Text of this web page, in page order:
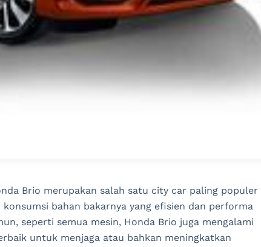
Brio merupakan salah satu city car paling populer
bahan bakarnya yang efisien dan performa
seperti semua mesin, Honda Brio juga mengalami
untuk menjaga atau bahkan meningkatkan